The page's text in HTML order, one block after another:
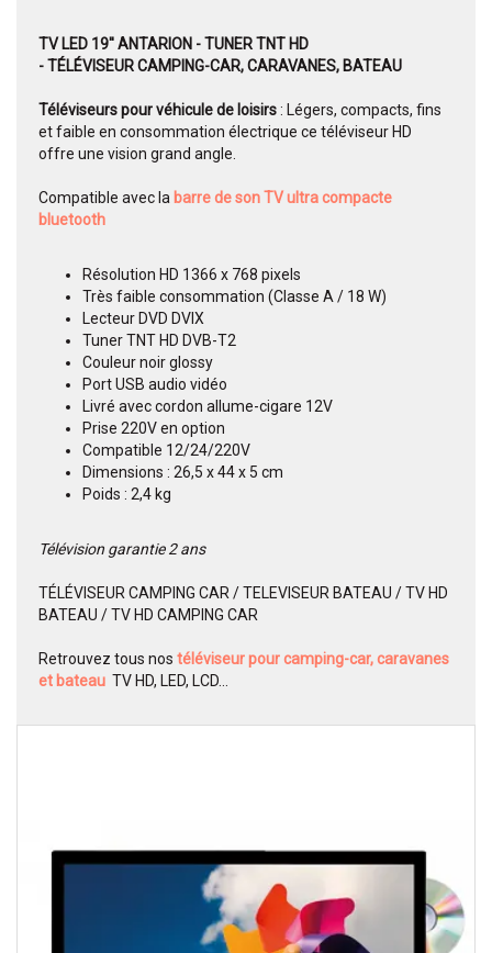
TV LED 19'' ANTARION - TUNER TNT HD
- TÉLÉVISEUR CAMPING-CAR, CARAVANES, BATEAU
Téléviseurs pour véhicule de loisirs: Légers, compacts, fins
et faible en consommation électrique ce téléviseur HD
offre une vision grand angle.
Compatible avec la barre de son TV ultra compacte
bluetooth
Résolution HD 1366 x 768 pixels
Très faible consommation (Classe A / 18 W)
Lecteur DVD DVIX
Tuner TNT HD DVB-T2
Couleur noir glossy
Port USB audio vidéo
Livré avec cordon allume-cigare 12V
Prise 220V en option
Compatible 12/24/220V
Dimensions : 26,5 x 44 x 5 cm
Poids : 2,4 kg
Télévision garantie 2 ans
TÉLÉVISEUR CAMPING CAR / TELEVISEUR BATEAU / TV HD
BATEAU / TV HD CAMPING CAR
Retrouvez tous nos téléviseur pour camping-car, caravanes
et bateau TV HD, LED, LCD...